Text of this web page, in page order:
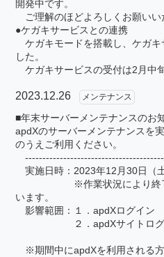
開発中です。
ご理解のほどよろしくお願いい
●ケガキサービスとの連携
ケガキモードを搭載し、ケガ
した。
ケガキサービスの受付は2月中
2023.12.26 メンテナンス
■年末サーバーメンテナンスのお
apdXのサーバーメンテナンスを
のうえご利用ください。
実施日時：2023年12月30日（
※作業状況により終
います。
影響範囲：１．apdXログイン
２．apdXサイトロ
※期間中にapdXを利用される